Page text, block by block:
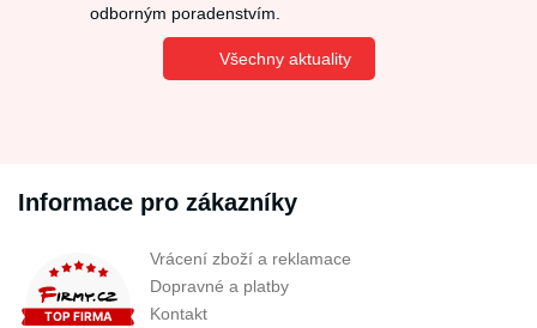
odborným poradenstvím.
Všechny aktuality
Informace pro zákazníky
Vrácení zboží a reklamace
Dopravné a platby
Kontakt